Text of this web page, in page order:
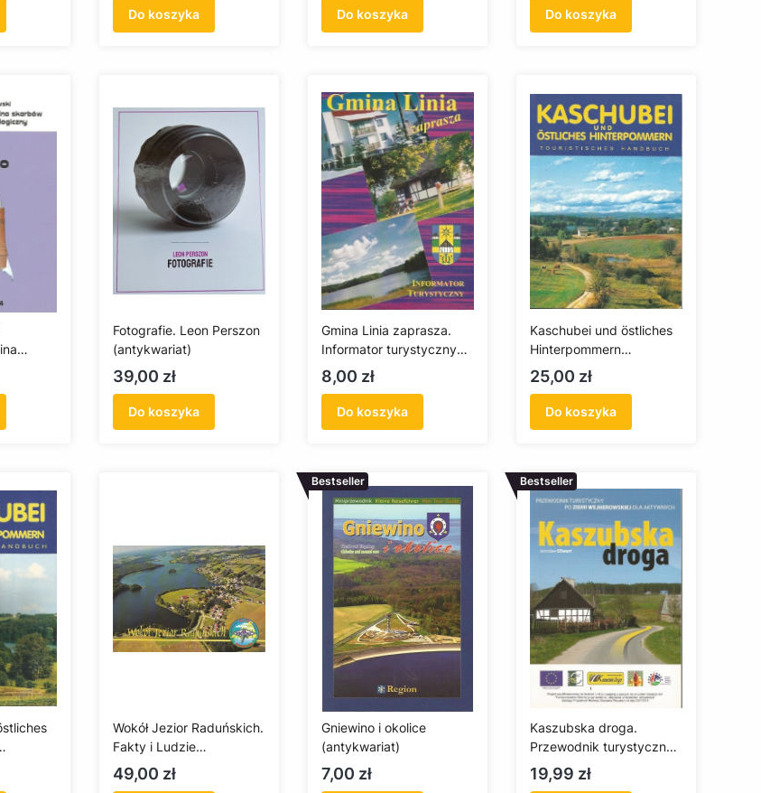
Do koszyka Do koszyka Do koszyka
Fotografie. Leon Perszon
(antykwariat)
Cena
39,00 zł
Do koszyka
Gmina Linia zaprasza.
Informator turystyczny
(antykwariat)
Cena
8,00 zł
Do koszyka
Kaschubei und östliches
Hinterpommern
(antykwariat)
Cena
25,00 zł
Do koszyka
Wokół Jezior Raduńskich.
Fakty i Ludzie
(antykwariat)
Cena
49,00 zł
Bestseller
Gniewino i okolice
(antykwariat)
Cena
7,00 zł
Bestseller
Kaszubska droga.
Przewodnik turystyczny
po ziemi wejherowskiej
dla aktywnych
Cena
19,99 zł